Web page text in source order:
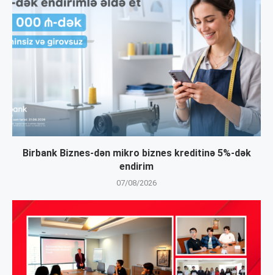
Birbank Biznes-dən mikro biznes kreditinə 5%-dək
endirim
07/08/2026